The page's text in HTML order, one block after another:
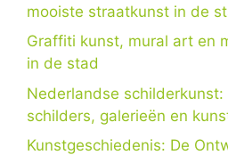
mooiste straatkunst in de
Graffiti kunst, mural art en
in de stad
Nederlandse
schilders, galerieën en
Kunstgeschiedenis: De